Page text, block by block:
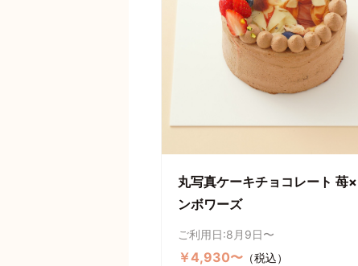
丸写真ケーキチョコレート 苺
ンボワーズ
ご利用日:8月9日〜
￥4,930〜 （税込）